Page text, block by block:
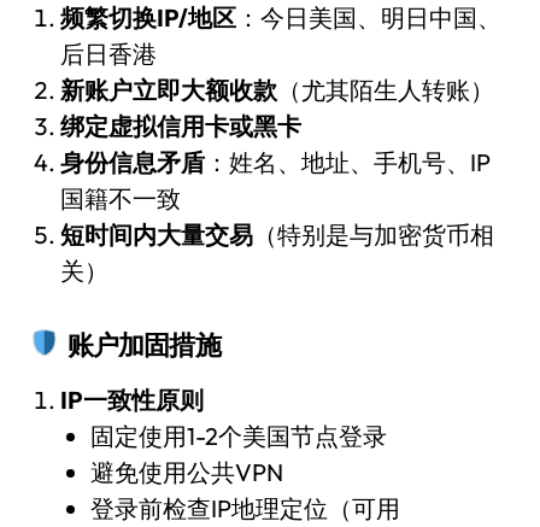
频繁切换IP/地区：今日美国、明日中国、
后日香港
新账户立即大额收款（尤其陌生人转账）
绑定虚拟信用卡或黑卡
身份信息矛盾：姓名、地址、手机号、IP
国籍不一致
短时间内大量交易（特别是与加密货币相
关）
账户加固措施
IP一致性原则
固定使用1-2个美国节点登录
避免使用公共VPN
登录前检查IP地理定位（可用